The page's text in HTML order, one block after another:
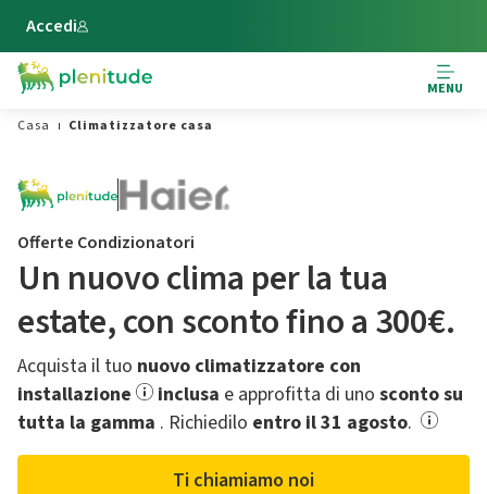
Vai al contenuto principale
Accedi
MENU
Casa
Climatizzatore casa
Offerte Condizionatori
Un nuovo clima per la tua
estate,​ con sconto fino a 300€.
Acquista il tuo nuovo climatizzatore con
installazione
inclusa e approfitta di uno sconto su
tutta la gamma .​ Richiedilo entro il 31 agosto.
Ti chiamiamo noi